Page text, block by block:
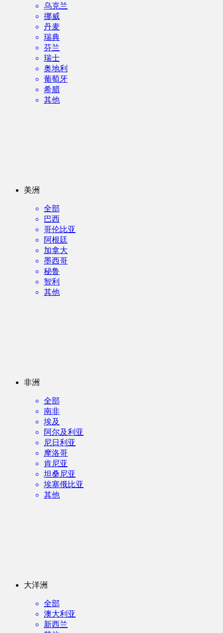
乌克兰
挪威
丹麦
瑞典
芬兰
瑞士
奥地利
葡萄牙
希腊
其他
美洲
全部
巴西
哥伦比亚
阿根廷
加拿大
墨西哥
秘鲁
智利
其他
非洲
全部
南非
埃及
阿尔及利亚
尼日利亚
摩洛哥
肯尼亚
坦桑尼亚
埃塞俄比亚
其他
大洋洲
全部
澳大利亚
新西兰